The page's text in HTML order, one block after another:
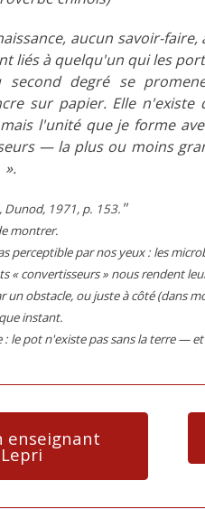
aucun savoir-
liés à quelqu'un qui les
degré se
sur papier. Elle
l'unité que je forme
— la plus ou moins
».
Dunod, 1971, p. 153. "
montrer.
perceptible par nos yeux : les
« convertisseurs » nous rendent
un obstacle, ou juste à côté (dans
instant.
le pot n'existe pas sans la terre —
enseignant